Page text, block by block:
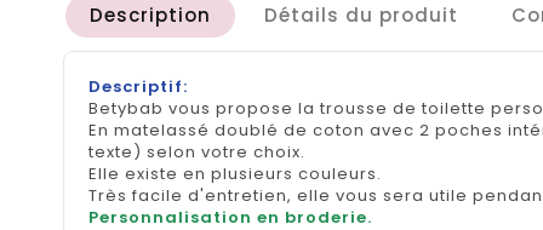
Description Détails du produit
Descriptif:
Betybab vous propose la trousse de toilette
En matelassé doublé de coton avec 2 poches
texte) selon votre choix.
Elle existe en plusieurs couleurs.
Très facile d'entretien, elle vous sera utile
Personnalisation en broderie.